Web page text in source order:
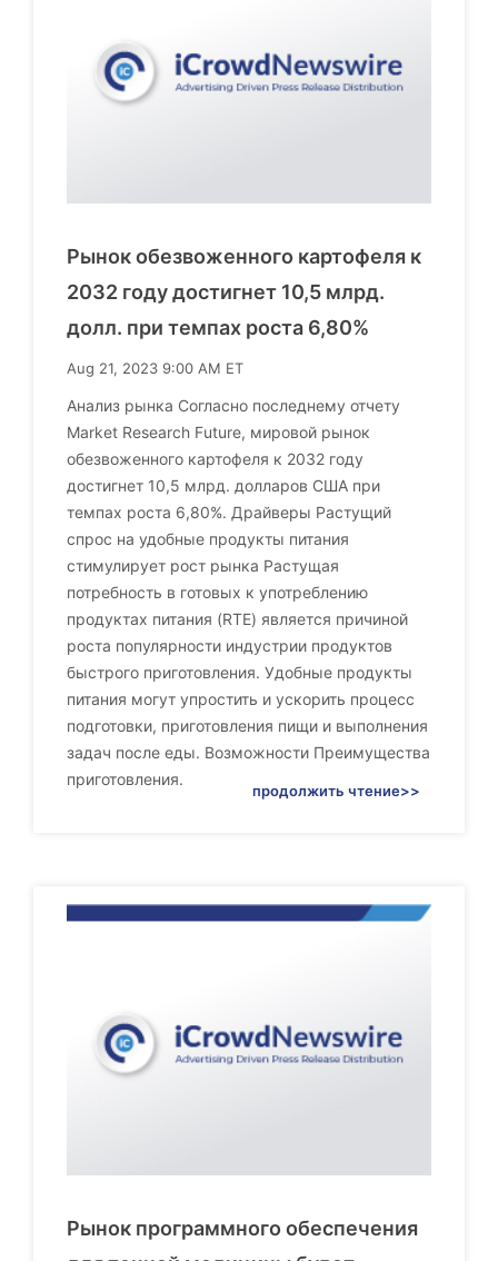
Рынок обезвоженного картофеля к
2032 году достигнет 10,5 млрд.
долл. при темпах роста 6,80%
Aug 21, 2023 9:00 AM ET
Анализ рынка Согласно последнему отчету
Market Research Future, мировой рынок
обезвоженного картофеля к 2032 году
достигнет 10,5 млрд. долларов США при
темпах роста 6,80%. Драйверы Растущий
спрос на удобные продукты питания
стимулирует рост рынка Растущая
потребность в готовых к употреблению
продуктах питания (RTE) является причиной
роста популярности индустрии продуктов
быстрого приготовления. Удобные продукты
питания могут упростить и ускорить процесс
подготовки, приготовления пищи и выполнения
задач после еды. Возможности Преимущества
приготовления.
продолжить чтение>>
Рынок программного обеспечения